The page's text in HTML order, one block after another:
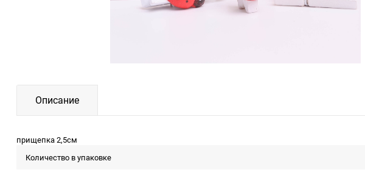
Описание
прищепка 2,5см
Количество в упаковке